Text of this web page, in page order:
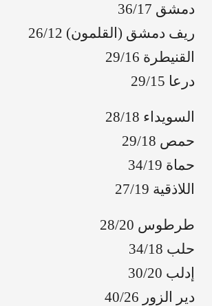
دمشق 36/17
ريف دمشق (القلمون) 26/12
القنيطرة 29/16
درعا 29/15
السويداء 28/18
حمص 29/18
حماة 34/19
اللاذقية 27/19
طرطوس 28/20
حلب 34/18
إدلب 30/20
دير الزور 40/26